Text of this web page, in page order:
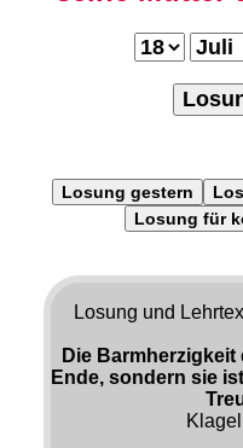
Losung gestern
Losung für
Losung und
Die
Ende, sondern sie